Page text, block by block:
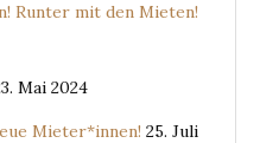
Runter mit den Mieten!
Mai 2024
Mieter*innen! 25. Juli